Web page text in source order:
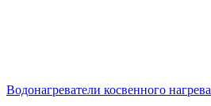
Водонагреватели косвенного нагрева